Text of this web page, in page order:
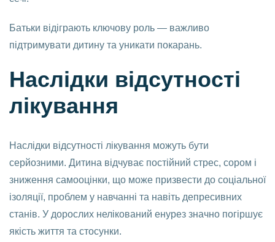
Батьки відіграють ключову роль — важливо
підтримувати дитину та уникати покарань.
Наслідки відсутності
лікування
Наслідки відсутності лікування можуть бути
серйозними. Дитина відчуває постійний стрес, сором і
зниження самооцінки, що може призвести до соціальної
ізоляції, проблем у навчанні та навіть депресивних
станів. У дорослих нелікований енурез значно погіршує
якість життя та стосунки.